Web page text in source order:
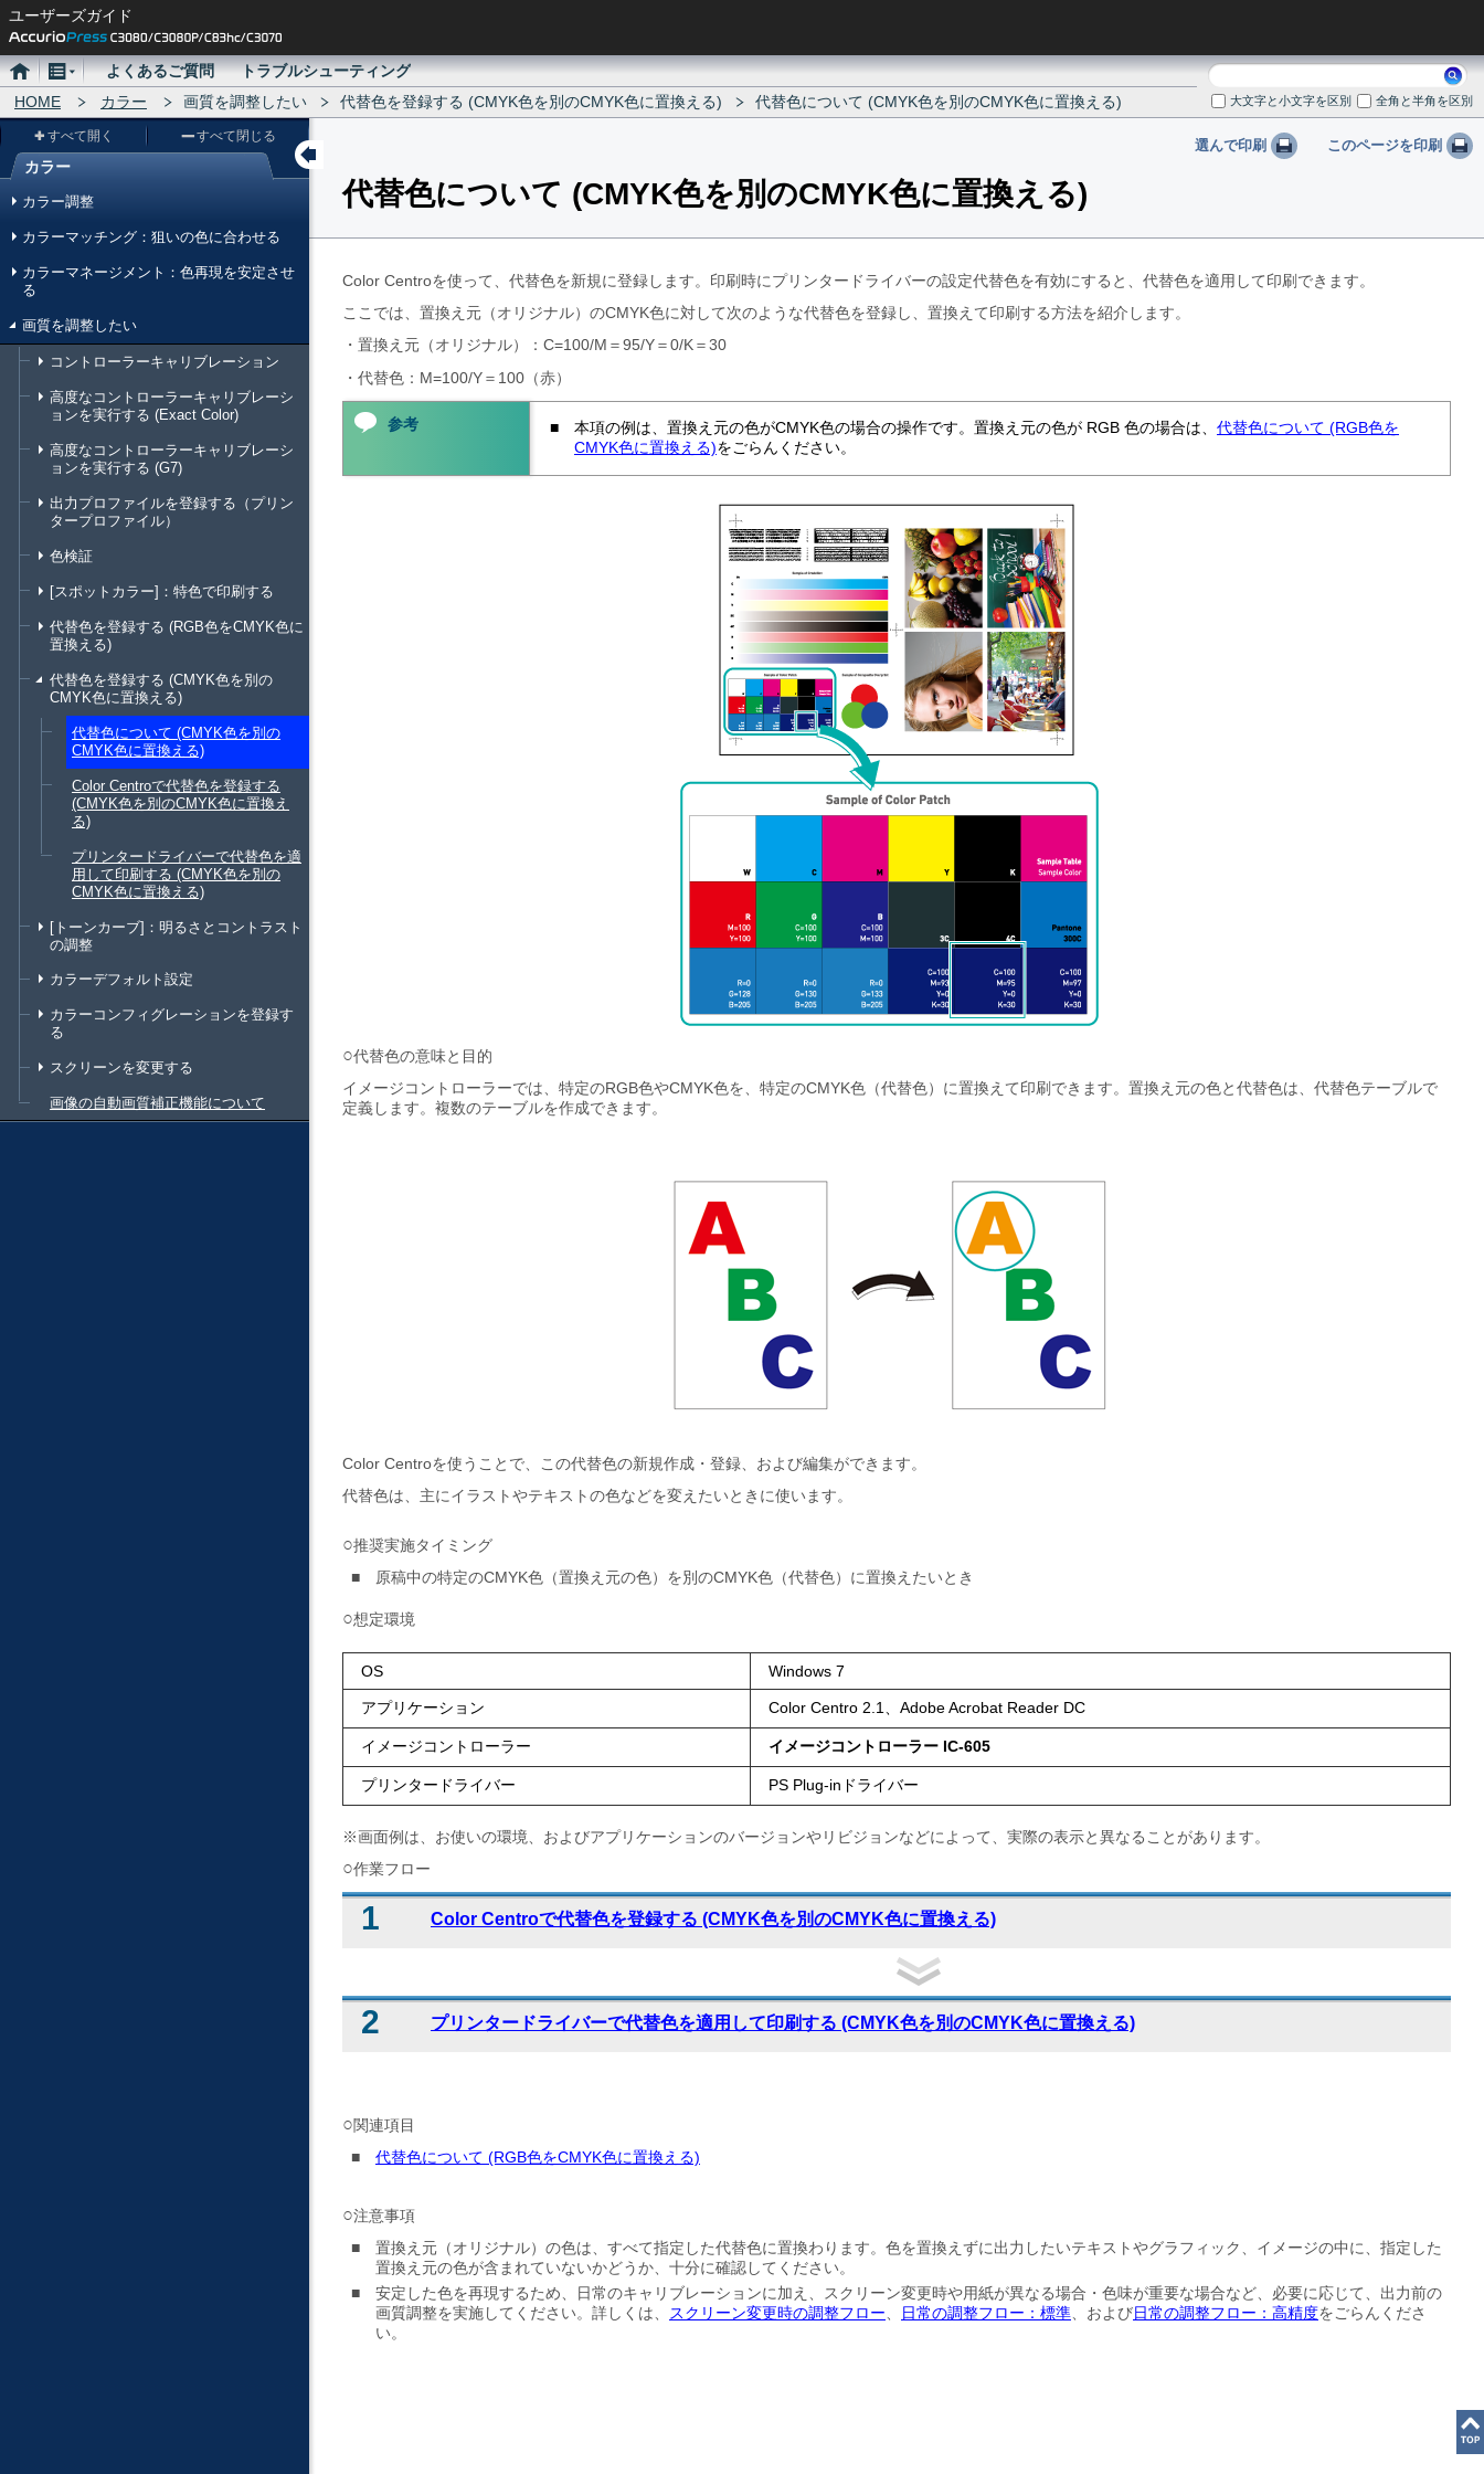
ユーザーズガイド
ホ
ー
メ
ニ
ュ
ー
よくあるご質問
トラブルシューティング
HOME
カラー 画質を調整したい 代替色を登録する (CMYK色を別のCMYK色に置換える) 代替色について (CMYK色を別のCMYK色に置換える)
索:大文字と小文字を区別 全角と半角を区別
メ
ー
カラー
すべて開く すべて閉じる
カラー調整
カラーマッチング：狙いの色に合わせる
カラーマネージメント：色再現を安定させ
る
画質を調整したい
コントローラーキャリブレーション
高度なコントローラーキャリブレーシ
ョンを実行する (Exact Color)
高度なコントローラーキャリブレーシ
ョンを実行する (G7)
出力プロファイルを登録する（プリン
タープロファイル）
色検証
[スポットカラー]：特色で印刷する
代替色を登録する (RGB色をCMYK色に
置換える)
代替色を登録する (CMYK色を別の
CMYK色に置換える)
代替色について (CMYK色を別の
CMYK色に置換える)
Color Centroで代替色を登録する
(CMYK色を別のCMYK色に置換え
る)
プリンタードライバーで代替色を適
用して印刷する (CMYK色を別の
CMYK色に置換える)
[トーンカーブ]：明るさとコントラスト
の調整
カラーデフォルト設定
カラーコンフィグレーションを登録す
る
スクリーンを変更する
画像の自動画質補正機能について
選んで印刷 このページを印刷
代替色について (CMYK色を別のCMYK色に置換える)
Color Centroを使って、代替色を新規に登録します。印刷時にプリンタードライバーの設定代替色を有効にすると、代替色を適用して印刷できます。
ここでは、置換え元（オリジナル）のCMYK色に対して次のような代替色を登録し、置換えて印刷する方法を紹介します。
・置換え元（オリジナル）：C=100/M＝95/Y＝0/K＝30
・代替色：M=100/Y＝100（赤）
参考 本項の例は、置換え元の色がCMYK色の場合の操作です。置換え元の色が RGB 色の場合は、 代替色について (RGB色を
CMYK色に置換える)をごらんください。
代替色の意味と目的
イメージコントローラーでは、特定のRGB色やCMYK色を、特定のCMYK色（代替色）に置換えて印刷できます。置換え元の色と代替色は、代替色テーブルで
定義します。複数のテーブルを作成できます。
Color Centroを使うことで、この代替色の新規作成・登録、および編集ができます。
代替色は、主にイラストやテキストの色などを変えたいときに使います。
推奨実施タイミング
原稿中の特定のCMYK色（置換え元の色）を別のCMYK色（代替色）に置換えたいとき
想定環境
OS Windows 7
アプリケーション Color Centro 2.1、Adobe Acrobat Reader DC
イメージコントローラー イメージコントローラー IC-605
プリンタードライバー PS Plug-inドライバー
※画面例は、お使いの環境、およびアプリケーションのバージョンやリビジョンなどによって、実際の表示と異なることがあります。
作業フロー
Color Centroで代替色を登録する (CMYK色を別のCMYK色に置換える)
プリンタードライバーで代替色を適用して印刷する (CMYK色を別のCMYK色に置換える)
関連項目
代替色について (RGB色をCMYK色に置換える)
注意事項
置換え元（オリジナル）の色は、すべて指定した代替色に置換わります。色を置換えずに出力したいテキストやグラフィック、イメージの中に、指定した
置換え元の色が含まれていないかどうか、十分に確認してください。
安定した色を再現するため、日常のキャリブレーションに加え、スクリーン変更時や用紙が異なる場合・色味が重要な場合など、必要に応じて、出力前の
画質調整を実施してください。詳しくは、 スクリーン変更時の調整フロー、 日常の調整フロー：標準、および日常の調整フロー：高精度をごらんくださ
い。